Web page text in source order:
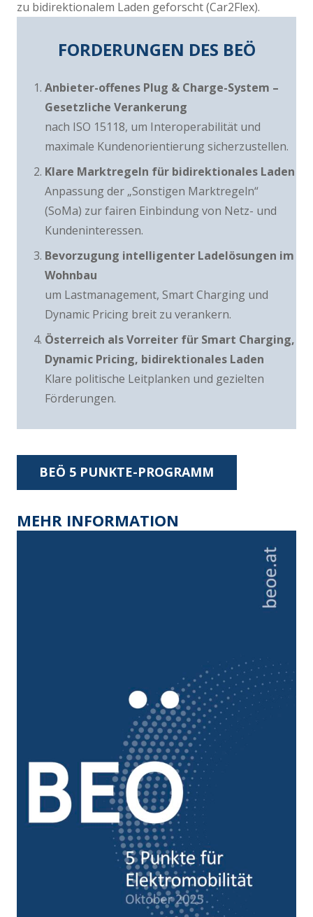
zu bidirektionalem Laden geforscht (Car2Flex).
FORDERUNGEN DES BEÖ
Anbieter-offenes Plug & Charge-System –
Gesetzliche Verankerung
nach ISO 15118, um Interoperabilität und
maximale Kundenorientierung sicherzustellen.
Klare Marktregeln für bidirektionales Laden
Anpassung der „Sonstigen Marktregeln“
(SoMa) zur fairen Einbindung von Netz- und
Kundeninteressen.
Bevorzugung intelligenter Ladelösungen im
Wohnbau
um Lastmanagement, Smart Charging und
Dynamic Pricing breit zu verankern.
Österreich als Vorreiter für Smart Charging,
Dynamic Pricing, bidirektionales Laden
Klare politische Leitplanken und gezielten
Förderungen.
BEÖ 5 PUNKTE-PROGRAMM
MEHR INFORMATION